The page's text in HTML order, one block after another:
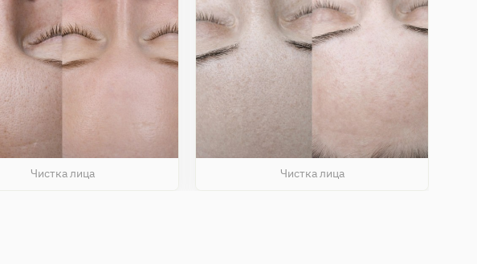
Чистка лица Чистка лица